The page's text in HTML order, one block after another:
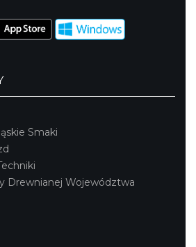
Smaki
Drewnianej Województwa